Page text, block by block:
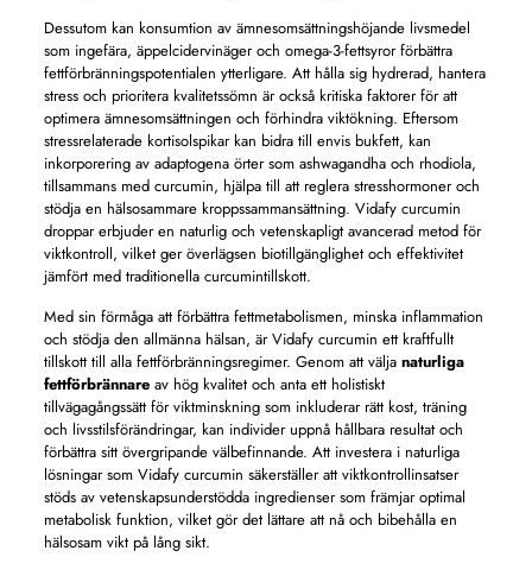
Dessutom kan konsumtion av ämnesomsättningshöjande livsmedel
som ingefära, äppelcidervinäger och omega-3-fettsyror förbättra
fettförbränningspotentialen ytterligare. Att hålla sig hydrerad, hantera
stress och prioritera kvalitetssömn är också kritiska faktorer för att
optimera ämnesomsättningen och förhindra viktökning. Eftersom
stressrelaterade kortisolspikar kan bidra till envis bukfett, kan
inkorporering av adaptogena örter som ashwagandha och rhodiola,
tillsammans med curcumin, hjälpa till att reglera stresshormoner och
stödja en hälsosammare kroppssammansättning. Vidafy curcumin
droppar erbjuder en naturlig och vetenskapligt avancerad metod för
viktkontroll, vilket ger överlägsen biotillgänglighet och effektivitet
jämfört med traditionella curcumintillskott.
Med sin förmåga att förbättra fettmetabolismen, minska inflammation
och stödja den allmänna hälsan, är Vidafy curcumin ett kraftfullt
tillskott till alla fettförbränningsregimer. Genom att välja naturliga
fettförbrännareav hög kvalitet och anta ett holistiskt
tillvägagångssätt för viktminskning som inkluderar rätt kost, träning
och livsstilsförändringar, kan individer uppnå hållbara resultat och
förbättra sitt övergripande välbefinnande. Att investera i naturliga
lösningar som Vidafy curcumin säkerställer att viktkontrollinsatser
stöds av vetenskapsunderstödda ingredienser som främjar optimal
metabolisk funktion, vilket gör det lättare att nå och bibehålla en
hälsosam vikt på lång sikt.